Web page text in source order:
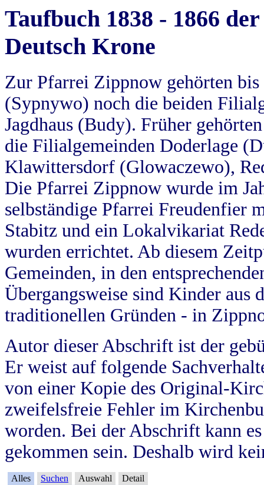
Taufbuch 1838 - 1866
Deutsch Krone
Zur Pfarrei Zippnow gehörten
(Sypnywo) noch die beiden
Jagdhaus (Budy). Früher
die Filialgemeinden Doderlage
Klawittersdorf (Glowaczewo),
Die Pfarrei Zippnow wurde im
selbständige Pfarrei Freudenfier
Stabitz und ein Lokalvikariat
wurden errichtet. Ab diesem
Gemeinden, in den
Übergangsweise sind Kinder aus
traditionellen Gründen - in
Autor dieser Abschrift ist der
Er weist auf folgende
von einer Kopie des Original-
zweifelsfreie Fehler im
worden. Bei der Abschrift kann
gekommen sein. Deshalb wird
Alles Suchen Auswahl Detail